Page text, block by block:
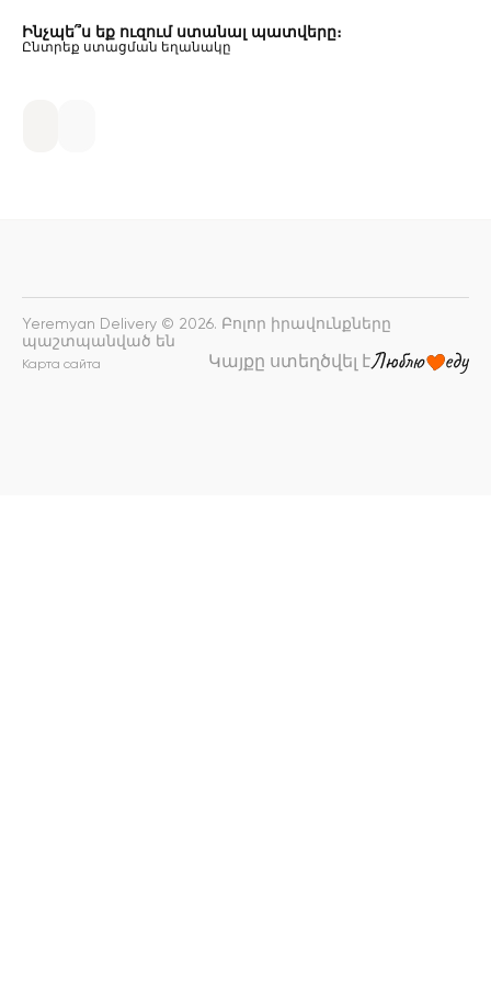
Ինչպե՞ս եք ուզում ստանալ պատվերը։
Ընտրեք ստացման եղանակը
Yeremyan Delivery © 2026. Բոլոր իրավունքները
պաշտպանված են
Карта сайта Կայքը ստեղծվել է